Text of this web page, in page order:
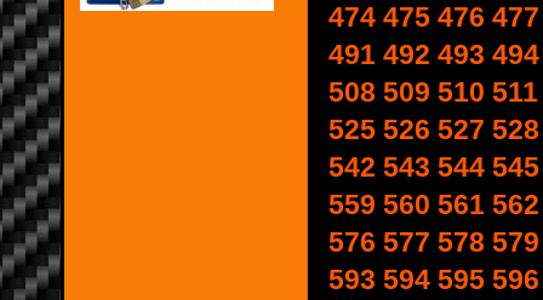
474 475 476 477
491 492 493 494
508 509 510 511
525 526 527 528
542 543 544 545
559 560 561 562
576 577 578 579
593 594 595 596